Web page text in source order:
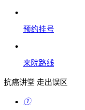
预约挂号
来院路线
抗癌讲堂 走出误区
①